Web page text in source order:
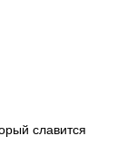
славится